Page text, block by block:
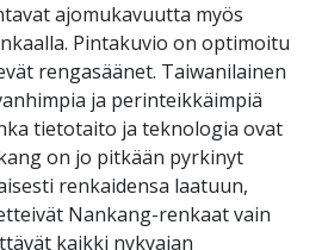
ajomukavuutta myös
Pintakuvio on optimoitu
rengasäänet. Taiwanilainen
ja perinteikkäimpiä
tietotaito ja teknologia ovat
on jo pitkään pyrkinyt
renkaidensa laatuun,
Nankang-renkaat vain
kaikki nykyajan